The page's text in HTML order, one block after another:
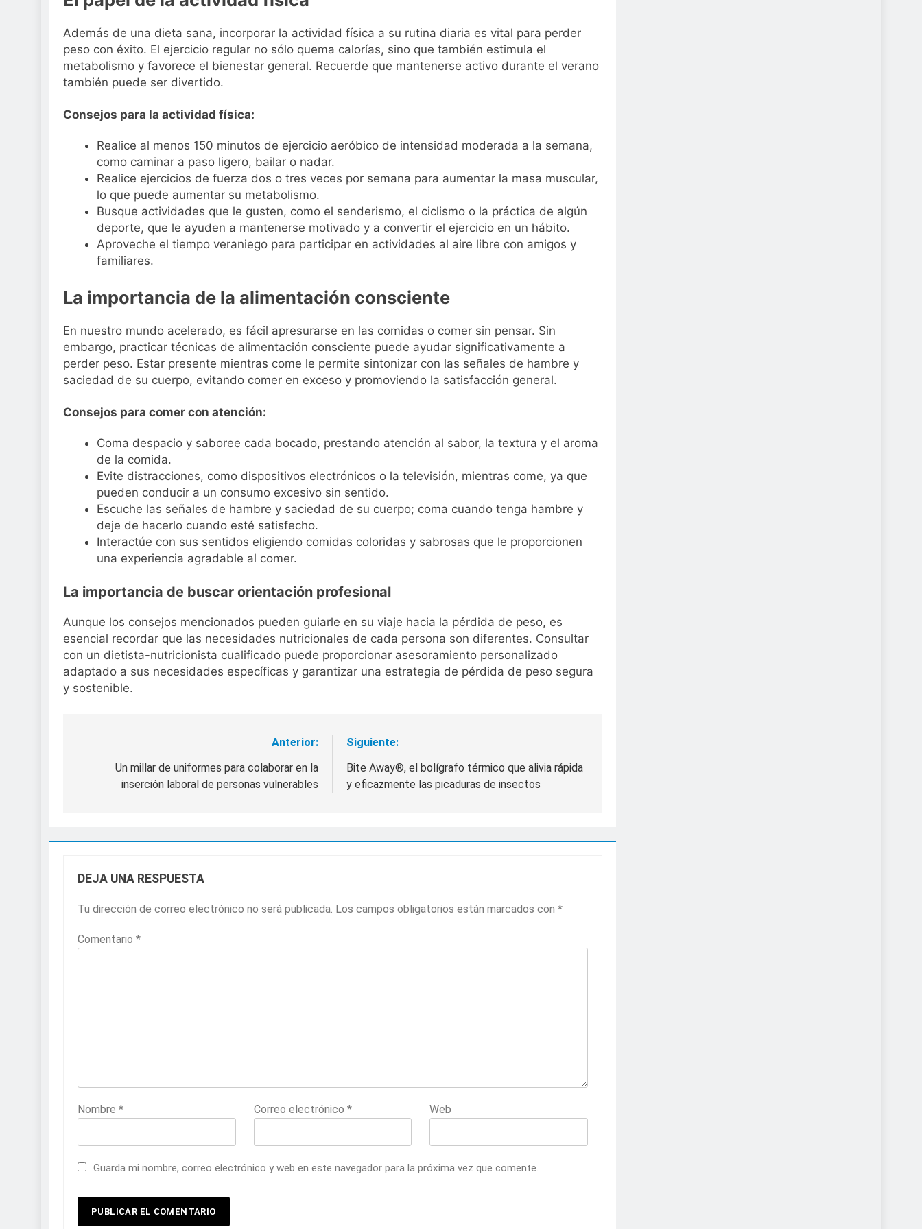
Además de una dieta sana, incorporar la actividad física a su rutina diaria es vital para perder
peso con éxito. El ejercicio regular no sólo quema calorías, sino que también estimula el
metabolismo y favorece el bienestar general. Recuerde que mantenerse activo durante el verano
también puede ser divertido.
Consejos para la actividad física:
Realice al menos 150 minutos de ejercicio aeróbico de intensidad moderada a la semana,
como caminar a paso ligero, bailar o nadar.
Realice ejercicios de fuerza dos o tres veces por semana para aumentar la masa muscular,
lo que puede aumentar su metabolismo.
Busque actividades que le gusten, como el senderismo, el ciclismo o la práctica de algún
deporte, que le ayuden a mantenerse motivado y a convertir el ejercicio en un hábito.
Aproveche el tiempo veraniego para participar en actividades al aire libre con amigos y
familiares.
La importancia de la alimentación consciente
En nuestro mundo acelerado, es fácil apresurarse en las comidas o comer sin pensar. Sin
embargo, practicar técnicas de alimentación consciente puede ayudar significativamente a
perder peso. Estar presente mientras come le permite sintonizar con las señales de hambre y
saciedad de su cuerpo, evitando comer en exceso y promoviendo la satisfacción general.
Consejos para comer con atención:
Coma despacio y saboree cada bocado, prestando atención al sabor, la textura y el aroma
de la comida.
Evite distracciones, como dispositivos electrónicos o la televisión, mientras come, ya que
pueden conducir a un consumo excesivo sin sentido.
Escuche las señales de hambre y saciedad de su cuerpo; coma cuando tenga hambre y
deje de hacerlo cuando esté satisfecho.
Interactúe con sus sentidos eligiendo comidas coloridas y sabrosas que le proporcionen
una experiencia agradable al comer.
La importancia de buscar orientación profesional
Aunque los consejos mencionados pueden guiarle en su viaje hacia la pérdida de peso, es
esencial recordar que las necesidades nutricionales de cada persona son diferentes. Consultar
con un dietista-nutricionista cualificado puede proporcionar asesoramiento personalizado
adaptado a sus necesidades específicas y garantizar una estrategia de pérdida de peso segura
y sostenible.
Anterior:
Un millar de uniformes para colaborar en la
inserción laboral de personas vulnerables
Siguiente:
Bite Away®, el bolígrafo térmico que alivia rápida
y eficazmente las picaduras de insectos
DEJA UNA RESPUESTA
Tu dirección de correo electrónico no será publicada. Los campos obligatorios están marcados con *
Comentario *
Nombre * Correo electrónico * Web
Guarda mi nombre, correo electrónico y web en este navegador para la próxima vez que comente.